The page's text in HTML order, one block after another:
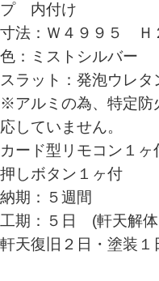
プ 内付け
寸法：Ｗ４９９５ Ｈ
色：ミストシルバー
スラット：発泡ウレタ
※アルミの為、特定防
応していません。
カード型リモコン１
押しボタン１ヶ付
納期：５週間
工期：５日 (軒天解体
軒天復旧２日・塗装１